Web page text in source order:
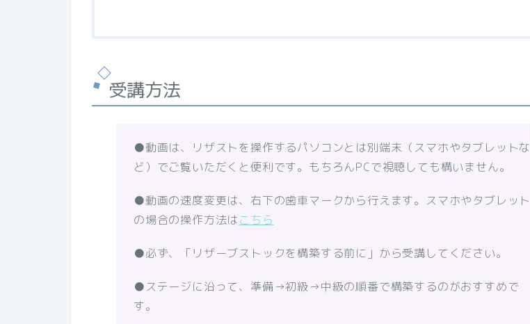
受講方法
●動画は、リザストを操作するパソコンとは別端末（スマホやタブレットな
ど）でご覧いただくと便利です。もちろんPCで視聴しても構いません。
●動画の速度変更は、右下の歯車マークから行えます。スマホやタブレット
の場合の操作方法はこちら
●必ず、「リザーブストックを構築する前に」から受講してください。
●ステージに沿って、準備→初級→中級の順番で構築するのがおすすめで
す。